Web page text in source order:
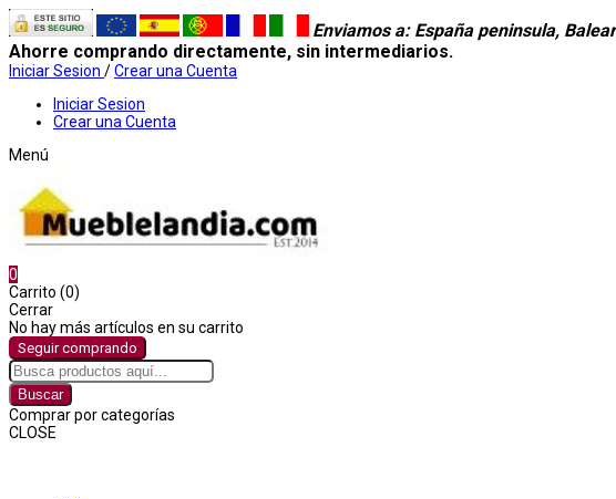
Enviamos a: España peninsula,
Ahorre comprando directamente, sin intermediarios.
Iniciar Sesion /Crear una Cuenta
Iniciar Sesion
Crear una Cuenta
Menú
0
Carrito (0)
Cerrar
No hay más artículos en su carrito
Seguir comprando
Buscar
Comprar por categorías
CLOSE